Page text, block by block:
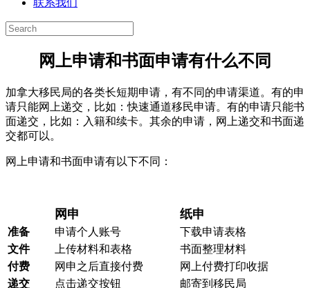
联系我们
网上申请和书面申请有什么不同
加拿大移民局的各类长短期申请，有不同的申请渠道。有的申
请只能网上递交，比如：快速通道移民申请。有的申请只能书
面递交，比如：入籍和续卡。其余的申请，网上递交和书面递
交都可以。
网上申请和书面申请有以下不同：
网申 纸申
准备 申请个人账号
下载申请表格
文件
上传材料和表格
书面整理材料
付费
网申之后直接付费
网上付费打印收据
递交
点击递交按钮 邮寄到移民局